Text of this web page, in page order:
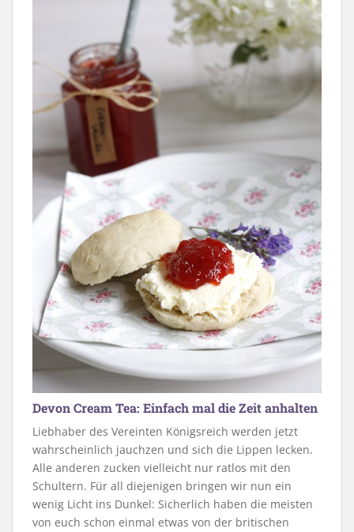
Devon Cream Tea: Einfach mal die Zeit anhalten
Liebhaber des Vereinten Königsreich werden jetzt
wahrscheinlich jauchzen und sich die Lippen lecken.
Alle anderen zucken vielleicht nur ratlos mit den
Schultern. Für all diejenigen bringen wir nun ein
wenig Licht ins Dunkel: Sicherlich haben die meisten
von euch schon einmal etwas von der britischen